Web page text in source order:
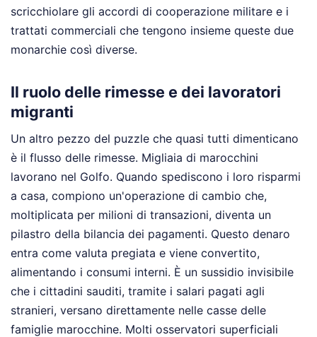
scricchiolare gli accordi di cooperazione militare e i
trattati commerciali che tengono insieme queste due
monarchie così diverse.
Il ruolo delle rimesse e dei lavoratori
migranti
Un altro pezzo del puzzle che quasi tutti dimenticano
è il flusso delle rimesse. Migliaia di marocchini
lavorano nel Golfo. Quando spediscono i loro risparmi
a casa, compiono un'operazione di cambio che,
moltiplicata per milioni di transazioni, diventa un
pilastro della bilancia dei pagamenti. Questo denaro
entra come valuta pregiata e viene convertito,
alimentando i consumi interni. È un sussidio invisibile
che i cittadini sauditi, tramite i salari pagati agli
stranieri, versano direttamente nelle casse delle
famiglie marocchine. Molti osservatori superficiali